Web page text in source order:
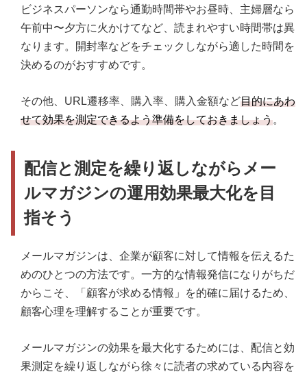
ビジネスパーソンなら通勤時間帯やお昼時、主婦層なら
午前中〜夕方に火かけてなど、読まれやすい時間帯は異
なります。開封率などをチェックしながら適した時間を
決めるのがおすすめです。
その他、URL遷移率、購入率、購入金額など目的にあわ
せて効果を測定できるよう準備をしておきましょう。
配信と測定を繰り返しながらメー
ルマガジンの運用効果最大化を目
指そう
メールマガジンは、企業が顧客に対して情報を伝えるた
めのひとつの方法です。一方的な情報発信になりがちだ
からこそ、「顧客が求める情報」を的確に届けるため、
顧客心理を理解することが重要です。
メールマガジンの効果を最大化するためには、配信と効
果測定を繰り返しながら徐々に読者の求めている内容を